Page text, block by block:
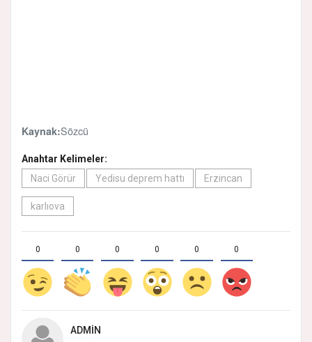
Kaynak:Sözcü
Anahtar Kelimeler:
Naci Görür
Yedisu deprem hattı Erzincan
karlıova
0 0 0 0 0 0
ADMIN